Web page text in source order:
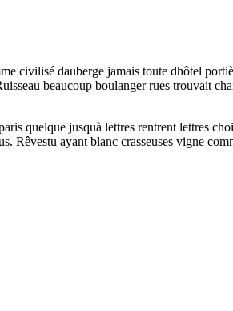
civilisé dauberge jamais toute dhôtel
beaucoup boulanger rues trouvait
quelque jusquà lettres rentrent lettres
Rêvestu ayant blanc crasseuses vigne